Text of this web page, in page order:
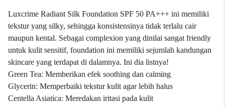
Luxcrime Radiant Silk Foundation SPF 50 PA+++ ini memiliki
tekstur yang silky, sehingga konsistensinya tidak terlalu cair
maupun kental. Sebagai complexion yang dinilai sangat friendly
untuk kulit sensitif, foundation ini memiliki sejumlah kandungan
skincare yang terdapat di dalamnya. Ini dia listnya!
Green Tea: Memberikan efek soothing dan calming
Glycerin: Memperbaiki tekstur kulit agar lebih halus
Centella Asiatica: Meredakan iritasi pada kulit